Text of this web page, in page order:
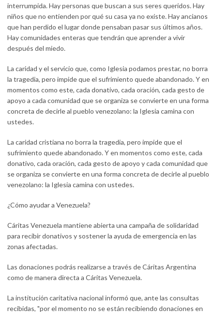
interrumpida. Hay personas que buscan a sus seres queridos. Hay
niños que no entienden por qué su casa ya no existe. Hay ancianos
que han perdido el lugar donde pensaban pasar sus últimos años.
Hay comunidades enteras que tendrán que aprender a vivir
después del miedo.
La caridad y el servicio que, como Iglesia podamos prestar, no borra
la tragedia, pero impide que el sufrimiento quede abandonado. Y en
momentos como este, cada donativo, cada oración, cada gesto de
apoyo a cada comunidad que se organiza se convierte en una forma
concreta de decirle al pueblo venezolano: la Iglesia camina con
ustedes.
La caridad cristiana no borra la tragedia, pero impide que el
sufrimiento quede abandonado. Y en momentos como este, cada
donativo, cada oración, cada gesto de apoyo y cada comunidad que
se organiza se convierte en una forma concreta de decirle al pueblo
venezolano: la Iglesia camina con ustedes.
¿Cómo ayudar a Venezuela?
Cáritas Venezuela mantiene abierta una campaña de solidaridad
para recibir donativos y sostener la ayuda de emergencia en las
zonas afectadas.
Las donaciones podrás realizarse a través de Cáritas Argentina
como de manera directa a Cáritas Venezuela.
La institución caritativa nacional informó que, ante las consultas
recibidas, "por el momento no se están recibiendo donaciones en